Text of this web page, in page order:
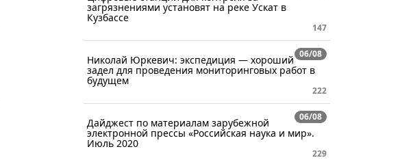
загрязнениями установят на реке Ускат в
Кузбассе
147
06/08
Николай Юркевич: экспедиция — хороший
задел для проведения мониторинговых работ в
будущем
222
06/08
Дайджест по материалам зарубежной
электронной прессы «Российская наука и мир».
Июль 2020
229